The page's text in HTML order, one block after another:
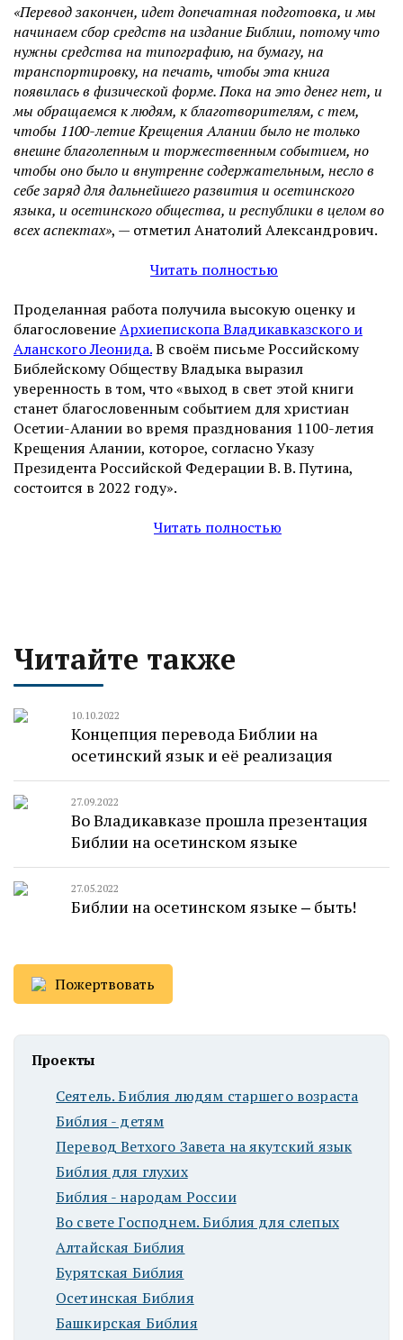
«Перевод закончен, идет допечатная подготовка, и мы
начинаем сбор средств на издание Библии, потому что
нужны средства на типографию, на бумагу, на
транспортировку, на печать, чтобы эта книга
появилась в физической форме. Пока на это денег нет, и
мы обращаемся к людям, к благотворителям, с тем,
чтобы 1100-летие Крещения Алании было не только
внешне благолепным и торжественным событием, но
чтобы оно было и внутренне содержательным, несло в
себе заряд для дальнейшего развития и осетинского
языка, и осетинского общества, и республики в целом во
всех аспектах», — отметил Анатолий Александрович.
Читать полностью
Проделанная работа получила высокую оценку и
благословениеАрхиепископа Владикавказского и
Аланского Леонида.В своём письме Российскому
Библейскому Обществу Владыка выразил
уверенность в том, что «выход в свет этой книги
станет благословенным событием для христиан
Осетии-Алании во время празднования 1100-летия
Крещения Алании, которое, согласно Указу
Президента Российской Федерации В. В. Путина,
состоится в 2022 году».
Читать полностью
Читайте также
10.10.2022
Концепция перевода Библии на
осетинский язык и её реализация
27.09.2022
Во Владикавказе прошла презентация
Библии на осетинском языке
27.05.2022
Библии на осетинском языке ‒ быть!
Пожертвовать
Проекты
Сеятель. Библия людям старшего возраста
Библия - детям
Перевод Ветхого Завета на якутский язык
Библия для глухих
Библия - народам России
Во свете Господнем. Библия для слепых
Алтайская Библия
Бурятская Библия
Осетинская Библия
Башкирская Библия